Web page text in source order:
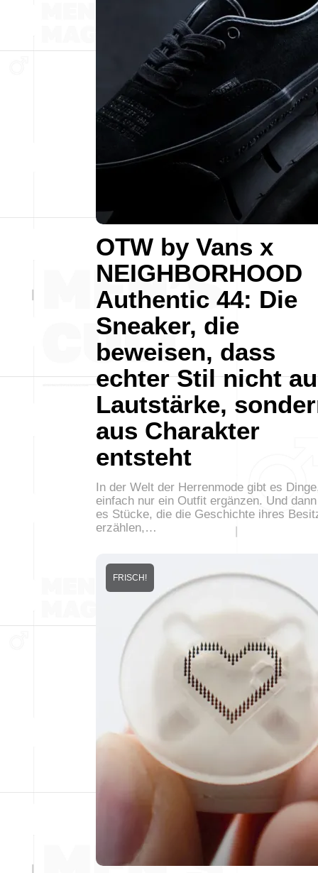
OTW by Vans x
NEIGHBORHOOD
Authentic 44: Die
Sneaker, die
beweisen, dass
echter Stil nicht
Lautstärke,
aus Charakter
entsteht
In der Welt der Herrenmode gibt es
einfach nur ein Outfit ergänzen. Und
es Stücke, die die Geschichte ihres
erzählen,…
FRISCH!